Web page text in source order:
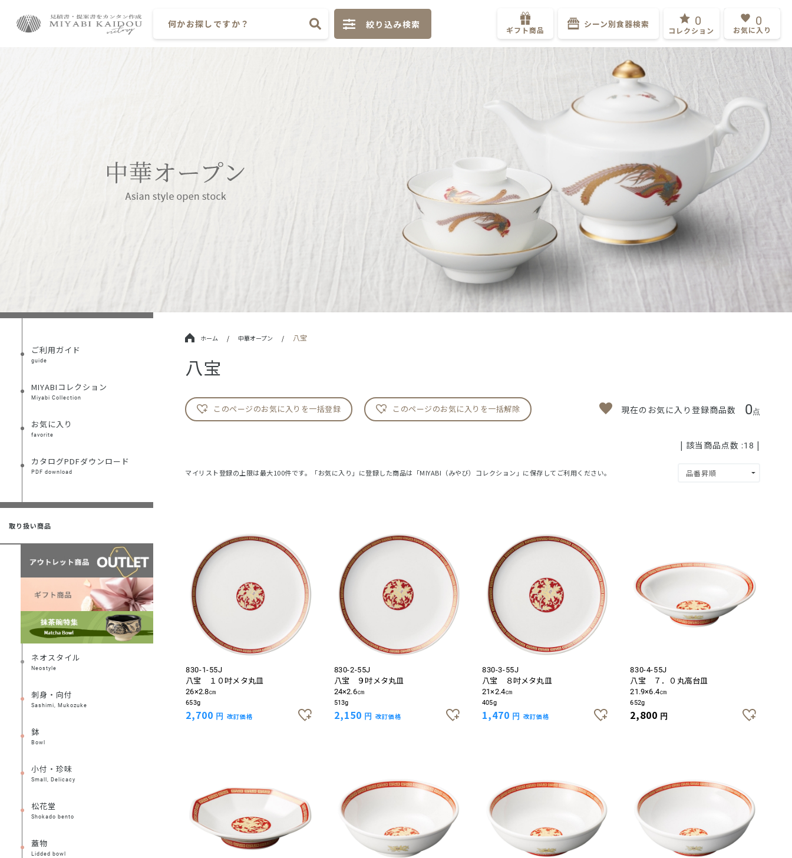
絞り込み検索 ギフト商品
シーン別食器検索 0
コレクション
0
お気に入り
ご利用ガイド
guide
MIYABIコレクション
Miyabi Collection
お気に入り
favorite
カタログPDFダウンロード
PDF download
取り扱い商品
ネオスタイル
Neostyle
刺身・向付
Sashimi, Mukozuke
鉢
Bowl
小付・珍味
Small, Delicacy
松花堂
Shokado bento
蓋物
Lidded bowl
ホーム / 中華オープン / 八宝
八宝
このページのお気に入りを一括登録 このページのお気に入りを一括解除 現在のお気に入り登録商品数 0点
| 該当商品点数 :18 |
マイリスト登録の上限は最大100件です。「お気に入り」に登録した商品は「MIYABI（みやび）コレクション」に保存してご利用ください。
830-1-55J
八宝 １０吋メタ丸皿
26×2.8㎝
653g
2,700 円 改訂価格
830-2-55J
八宝 ９吋メタ丸皿
24×2.6㎝
513g
2,150 円 改訂価格
830-3-55J
八宝 ８吋メタ丸皿
21×2.4㎝
405g
1,470 円 改訂価格
830-4-55J
八宝 ７．０丸高台皿
21.9×6.4㎝
652g
2,800 円